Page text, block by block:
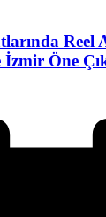
Reel
Öne